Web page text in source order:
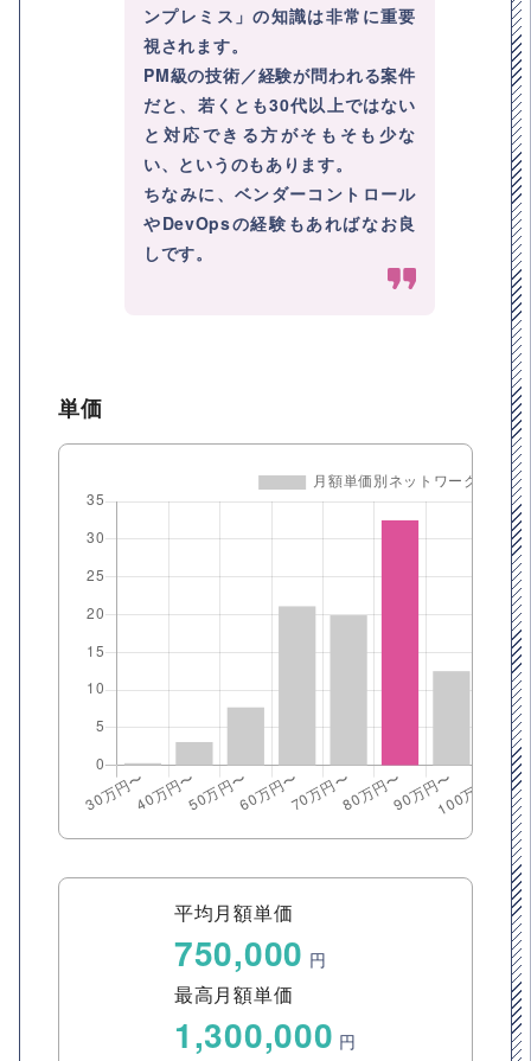
ンプレミス」の知識は非常に重要
視されます。
PM級の技術／経験が問われる案件
だと、若くとも30代以上ではない
と対応できる方がそもそも少な
い、というのもあります。
ちなみに、ベンダーコントロール
やDevOpsの経験もあればなお良
しです。
単価
平均月額単価
750,000 円
最高月額単価
1,300,000 円